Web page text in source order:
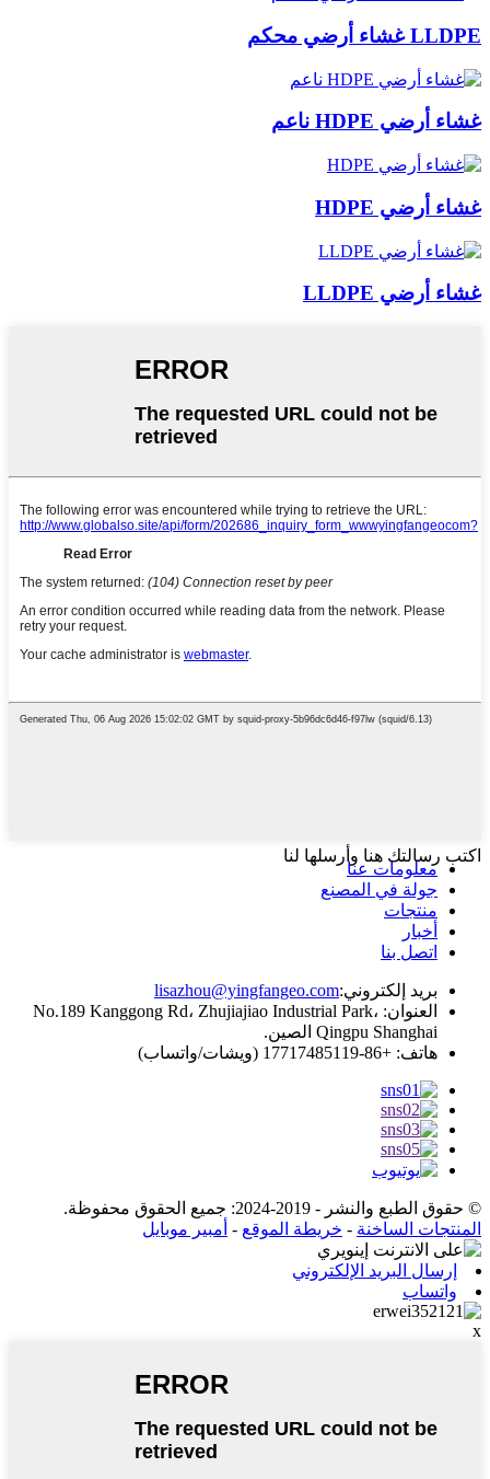
LLDPE غشاء أرضي محكم
غشاء أرضي HDPE ناعم
غشاء أرضي HDPE
غشاء أرضي LLDPE
اكتب رسالتك هنا وأرسلها لنا
معلومات عنا
جولة في المصنع
منتجات
أخبار
اتصل بنا
بريد إلكتروني:lisazhou@yingfangeo.com
العنوان: No.189 Kanggong Rd، Zhujiajiao Industrial Park،
Qingpu Shanghai الصين.
هاتف: +86-17717485119 (ويشات/واتساب)
© حقوق الطبع والنشر - 2019-2024: جميع الحقوق محفوظة.
المنتجات الساخنة - خريطة الموقع - أمبير موبايل
إرسال البريد الإلكتروني
واتساب
x